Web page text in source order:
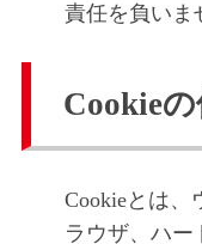
責任を負いま
Cookie
Cookieとは、
ラウザ、ハー